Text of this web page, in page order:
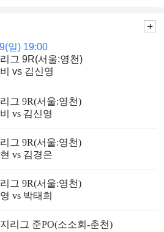
일) 19:00
그 9R(서울:영천)
vs 김신영
그 9R(서울:영천)
vs 김신영
그 9R(서울:영천)
vs 김경은
그 9R(서울:영천)
vs 박태희
리그 준PO(소소회-춘천)